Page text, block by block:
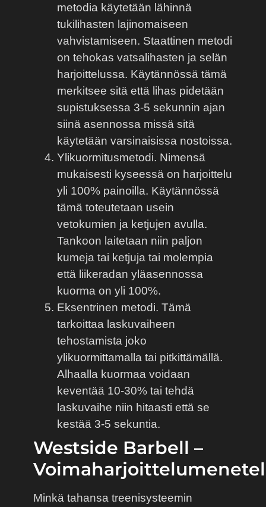
metodia käytetään lähinnä
tukilihasten lajinomaiseen
vahvistamiseen. Staattinen metodi
on tehokas vatsalihasten ja selän
harjoittelussa. Käytännössä tämä
merkitsee sitä että lihas pidetään
supistuksessa 3-5 sekunnin ajan
siinä asennossa missä sitä
käytetään varsinaisissa nostoissa.
Ylikuormitusmetodi. Nimensä
mukaisesti kyseessä on harjoittelu
yli 100% painoilla. Käytännössä
tämä toteutetaan usein
vetokumien ja ketjujen avulla.
Tankoon laitetaan niin paljon
kumeja tai ketjuja tai molempia
että liikeradan yläasennossa
kuorma on yli 100%.
Eksentrinen metodi. Tämä
tarkoittaa laskuvaiheen
tehostamista joko
ylikuormittamalla tai pitkittämällä.
Alhaalla kuormaa voidaan
keventää 10-30% tai tehdä
laskuvaihe niin hitaasti että se
kestää 3-5 sekuntia.
Westside Barbell –
Minkä tahansa treenisysteemin